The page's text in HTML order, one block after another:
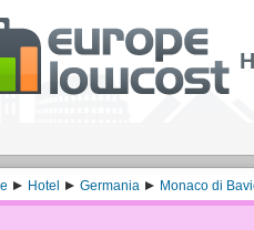
Hotel Germania Monaco di